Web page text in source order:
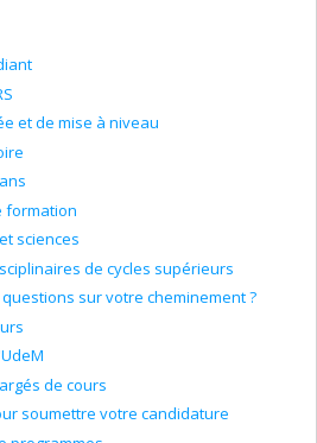
et de mise à niveau
formation
sciences
de cycles supérieurs
sur votre cheminement ?
de cours
soumettre votre candidature